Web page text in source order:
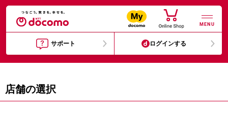
MENU
サポート ログインする
店舗の選択